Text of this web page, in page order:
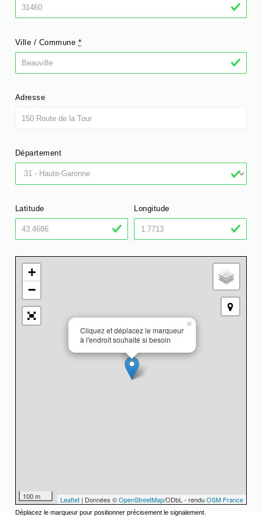
Ville / Commune *
Adresse
Département
Latitude Longitude
Cliquez et déplacez le marqueur
à l'endroit souhaité si besoin
×
+
−
100 m Leaflet | Données ©OpenStreetMap/ODbL - renduOSM France
Déplacez le marqueur pour positionner précisement le signalement.